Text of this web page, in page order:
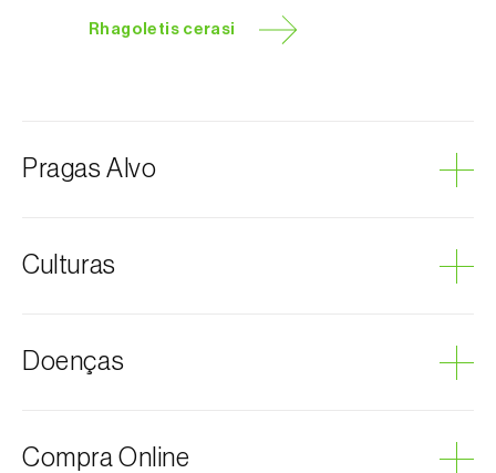
Rhagoletis cerasi
Pragas Alvo
Culturas
Doenças
Compra Online